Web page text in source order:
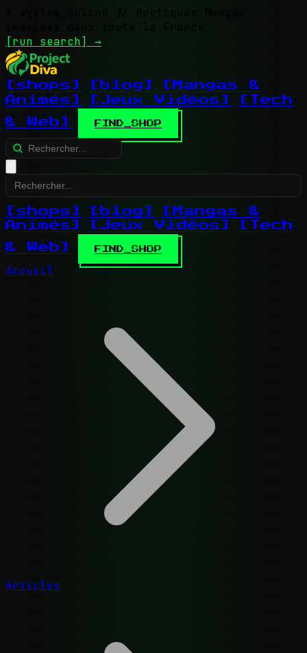
// Boutiques Mangas
indexées dans toute la France
[run search] →
[shops] [blog]
[Mangas &
Animés]
[Jeux Vidéos]
[Tech
& Web]
FIND_SHOP
[shops] [blog]
[Mangas &
Animés]
[Jeux Vidéos]
[Tech
& Web]
FIND_SHOP
Accueil
Articles